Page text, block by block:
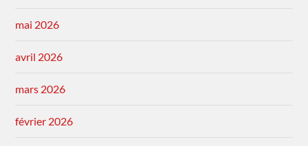
mai 2026
avril 2026
mars 2026
février 2026